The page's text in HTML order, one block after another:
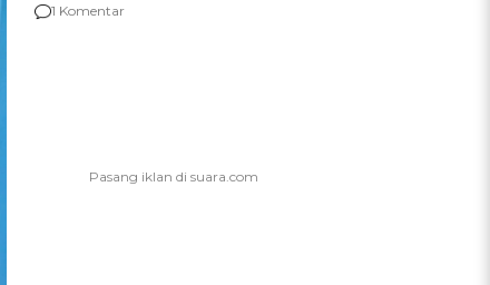
Berencana Pakai Jimat di Pakansari
1 Komentar